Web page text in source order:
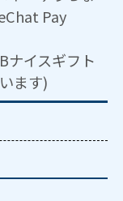
Pay
ナイスギフト
ます)